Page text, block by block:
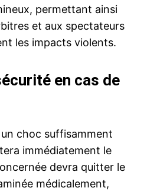
permettant ainsi
et aux spectateurs
les impacts violents.
en cas de
choc suffisamment
immédiatement le
devra quitter le
médicalement,